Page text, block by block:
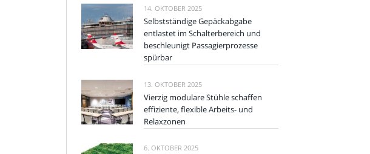
14. OKTOBER 2025
Selbstständige Gepäckabgabe
entlastet im Schalterbereich und
beschleunigt Passagierprozesse
spürbar
13. OKTOBER 2025
Vierzig modulare Stühle schaffen
effiziente, flexible Arbeits- und
Relaxzonen
6. OKTOBER 2025